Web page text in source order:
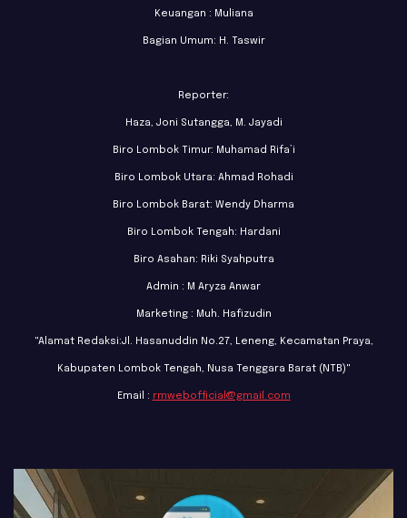
Keuangan : Muliana
Bagian Umum: H. Taswir
Reporter:
Haza, Joni Sutangga, M. Jayadi
Biro Lombok Timur: Muhamad Rifa’i
Biro Lombok Utara: Ahmad Rohadi
Biro Lombok Barat: Wendy Dharma
Biro Lombok Tengah: Hardani
Biro Asahan: Riki Syahputra
Admin : M Aryza Anwar
Marketing : Muh. Hafizudin
"Alamat Redaksi:Jl. Hasanuddin No.27, Leneng, Kecamatan Praya,
Kabupaten Lombok Tengah, Nusa Tenggara Barat (NTB)"
Email : rmwebofficial@gmail.com